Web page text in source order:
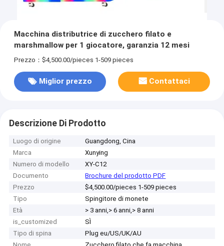
Macchina distributrice di zucchero filato e
marshmallow per 1 giocatore, garanzia 12 mesi
Prezzo：$4,500.00/pieces 1-509 pieces
Miglior prezzo Contattaci
Descrizione Di Prodotto
Luogo di origine
Guangdong, Cina
Marca
Xunying
Numero di modello
XY-C12
Documento
Brochure del prodotto PDF
Prezzo
$4,500.00/pieces 1-509 pieces
Tipo
Spingitore di monete
Età
> 3 anni,> 6 anni,> 8 anni
is_customized
SÌ
Tipo di spina
Plug eu/US/UK/AU